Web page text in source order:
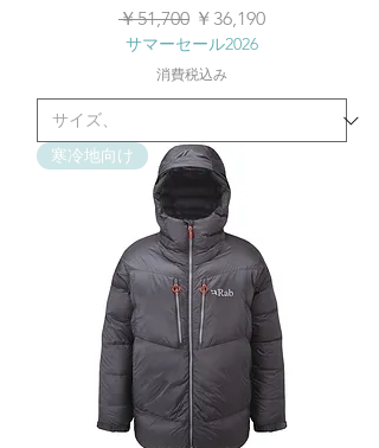
通常価格
￥51,700 セール価格
￥36,190
サマーセール2026
消費税込み
寒冷地向け